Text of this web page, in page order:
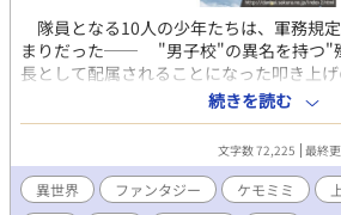
隊員となる10人の少年たちは、軍務規
まりだった── "男子校"の異名を持つ"
長として配属されることになった叩き上
たちの異世界BLファンタジー。 ＊ファン
ほとんどない(番外編にあり) 男の子が多
したりするのがお好きな方向き。ご自由
さい。 ※完全なる趣味と息抜き。セルフ
版です。
続きを読む
文字数 72,225 最終
異世界 ファンタジー ケモミミ